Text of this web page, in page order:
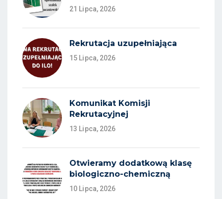
21 Lipca, 2026
Rekrutacja uzupełniająca
15 Lipca, 2026
Komunikat Komisji
Rekrutacyjnej
13 Lipca, 2026
Otwieramy dodatkową klasę
biologiczno-chemiczną
10 Lipca, 2026